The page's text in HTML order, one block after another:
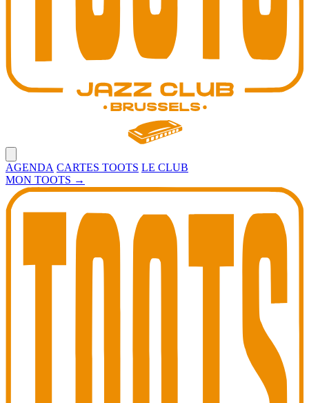
AGENDA CARTES TOOTS LE CLUB
MON TOOTS →
Toots Jazz Club